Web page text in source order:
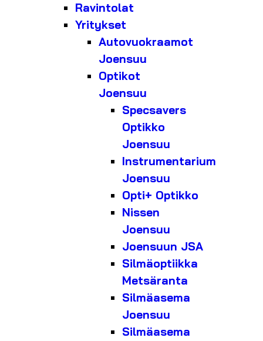
Ravintolat
Yritykset
Autovuokraamot
Joensuu
Optikot
Joensuu
Specsavers
Optikko
Joensuu
Instrumentarium
Joensuu
Opti+ Optikko
Nissen
Joensuu
Joensuun JSA
Silmäoptiikka
Metsäranta
Silmäasema
Joensuu
Silmäasema